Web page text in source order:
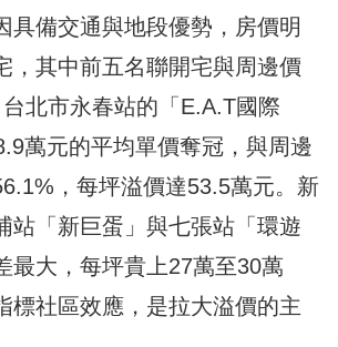
具備交通與地段優勢，房價明
，其中前五名聯開宅與周邊價
北市永春站的「E.A.T國際
萬元的平均單價奪冠，與周邊
，每坪溢價達53.5萬元。新
站「新巨蛋」與七張站「環遊
最大，每坪貴上27萬至30萬
標社區效應，是拉大溢價的主